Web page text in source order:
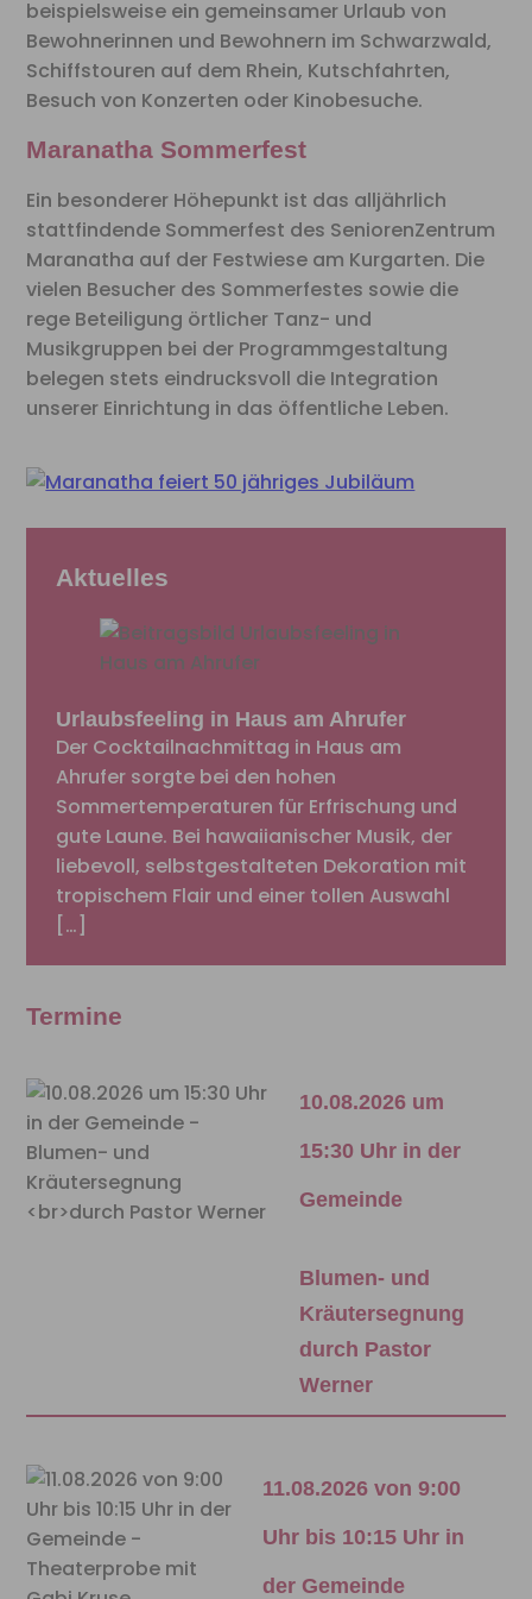
beispielsweise ein gemeinsamer Urlaub von
Bewohnerinnen und Bewohnern im Schwarzwald,
Schiffstouren auf dem Rhein, Kutschfahrten,
Besuch von Konzerten oder Kinobesuche.
Maranatha Sommerfest
Ein besonderer Höhepunkt ist das alljährlich
stattfindende Sommerfest des SeniorenZentrum
Maranatha auf der Festwiese am Kurgarten. Die
vielen Besucher des Sommerfestes sowie die
rege Beteiligung örtlicher Tanz- und
Musikgruppen bei der Programmgestaltung
belegen stets eindrucksvoll die Integration
unserer Einrichtung in das öffentliche Leben.
Aktuelles
Urlaubsfeeling in Haus am Ahrufer
Der Cocktailnachmittag in Haus am
Ahrufer sorgte bei den hohen
Sommertemperaturen für Erfrischung und
gute Laune. Bei hawaiianischer Musik, der
liebevoll, selbstgestalteten Dekoration mit
tropischem Flair und einer tollen Auswahl
[…]
Termine
10.08.2026 um
15:30 Uhr in der
Gemeinde
Blumen- und
Kräutersegnung
durch Pastor
Werner
11.08.2026 von 9:00
Uhr bis 10:15 Uhr in
der Gemeinde